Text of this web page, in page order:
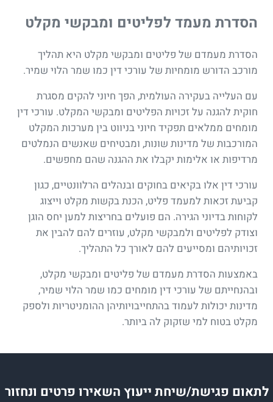
הסדרת מעמד לפליטים ומבקשי מקלט
הסדרת מעמדם של פליטים ומבקשי מקלט היא תהליך
מורכב הדורש מומחיות של עורכי דין כמו שמר הלוי שמיר.
עם העלייה בעקירה העולמית, הפך חיוני להקים מסגרת
חוקית להגנה על זכויות הפליטים ומבקשי המקלט. עורכי דין
מומחים ממלאים תפקיד חיוני בניווט בין מערכות המקלט
המורכבות של מדינות שונות, ומבטיחים שאנשים הנמלטים
מרדיפות או אלימות יקבלו את ההגנה שהם מחפשים.
עורכי דין אלו בקיאים בחוקים ובנהלים הרלוונטיים, כגון
קביעת זכאות למעמד פליט, הכנת בקשות מקלט וייצוג
לקוחות בדיוני הגירה. הם פועלים בחריצות למען יחס הוגן
וצודק לפליטים ולמבקשי מקלט, עוזרים להם להבין את
זכויותיהם ומסייעים להם לאורך כל התהליך.
באמצעות הסדרת מעמדם של פליטים ומבקשי מקלט,
ובהנחייתם של עורכי דין מומחים כמו שמר הלוי שמיר,
מדינות יכולות לעמוד בהתחייבויותיהן ההומניטריות ולספק
מקלט בטוח למי שזקוק לה ביותר.
לתאום פגישת/שיחת ייעוץ השאירו פרטים ונחזור